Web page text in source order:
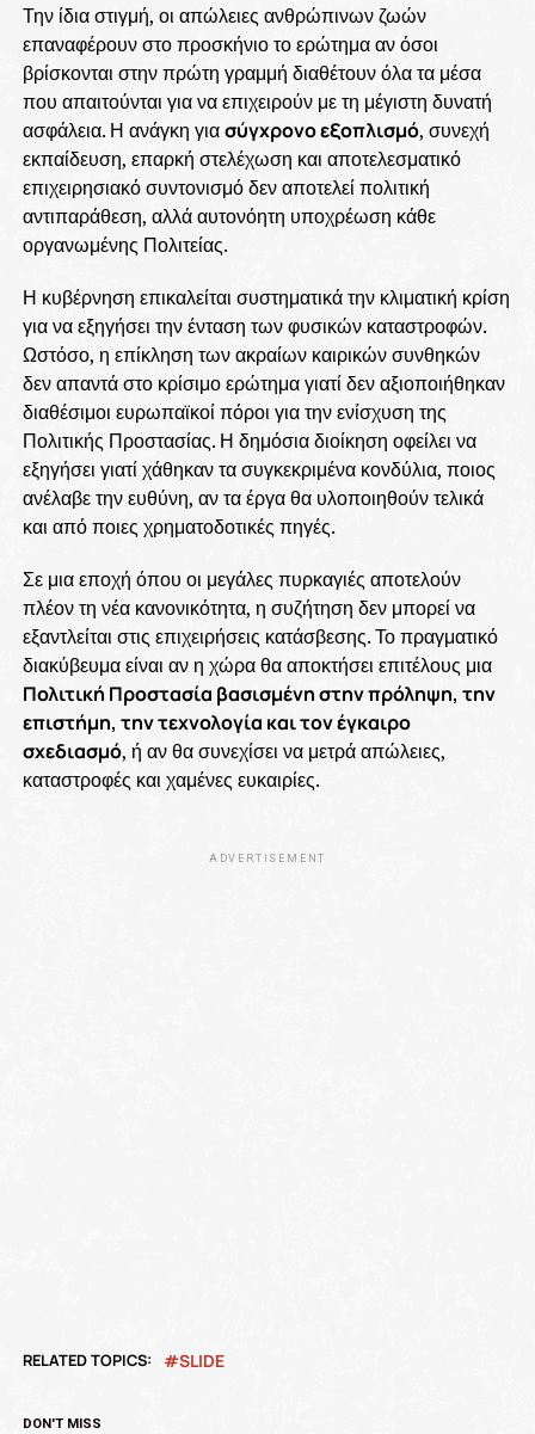
Την ίδια στιγμή, οι απώλειες ανθρώπινων ζωών
επαναφέρουν στο προσκήνιο το ερώτημα αν όσοι
βρίσκονται στην πρώτη γραμμή διαθέτουν όλα τα μέσα
που απαιτούνται για να επιχειρούν με τη μέγιστη δυνατή
ασφάλεια. Η ανάγκη γιασύγχρονο εξοπλισμό, συνεχή
εκπαίδευση, επαρκή στελέχωση και αποτελεσματικό
επιχειρησιακό συντονισμό δεν αποτελεί πολιτική
αντιπαράθεση, αλλά αυτονόητη υποχρέωση κάθε
οργανωμένης Πολιτείας.
Η κυβέρνηση επικαλείται συστηματικά την κλιματική κρίση
για να εξηγήσει την ένταση των φυσικών καταστροφών.
Ωστόσο, η επίκληση των ακραίων καιρικών συνθηκών
δεν απαντά στο κρίσιμο ερώτημα γιατί δεν αξιοποιήθηκαν
διαθέσιμοι ευρωπαϊκοί πόροι για την ενίσχυση της
Πολιτικής Προστασίας. Η δημόσια διοίκηση οφείλει να
εξηγήσει γιατί χάθηκαν τα συγκεκριμένα κονδύλια, ποιος
ανέλαβε την ευθύνη, αν τα έργα θα υλοποιηθούν τελικά
και από ποιες χρηματοδοτικές πηγές.
Σε μια εποχή όπου οι μεγάλες πυρκαγιές αποτελούν
πλέον τη νέα κανονικότητα, η συζήτηση δεν μπορεί να
εξαντλείται στις επιχειρήσεις κατάσβεσης. Το πραγματικό
διακύβευμα είναι αν η χώρα θα αποκτήσει επιτέλους μια
Πολιτική Προστασία βασισμένη στην πρόληψη, την
επιστήμη, την τεχνολογία και τον έγκαιρο
σχεδιασμό, ή αν θα συνεχίσει να μετρά απώλειες,
καταστροφές και χαμένες ευκαιρίες.
ADVERTISEMENT
RELATED TOPICS: SLIDE
DON'T MISS